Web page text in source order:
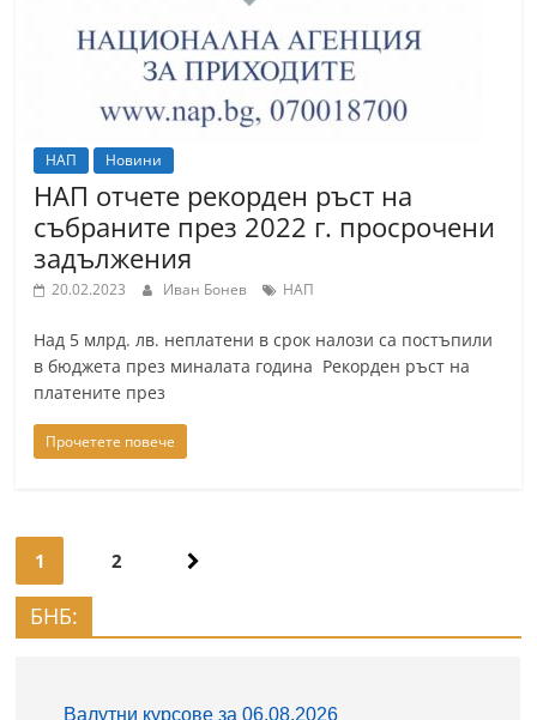
НАП Новини
НАП отчете рекорден ръст на
събраните през 2022 г. просрочени
задължения
20.02.2023 Иван Бонев НАП
Над 5 млрд. лв. неплатени в срок налози са постъпили
в бюджета през миналата година Рекорден ръст на
платените през
Прочетете повече
Навигация
1 2
БНБ: